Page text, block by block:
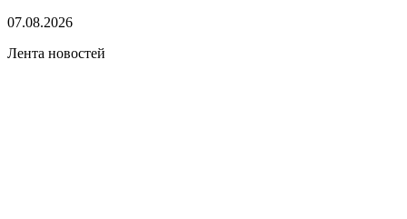
07.08.2026
Лента новостей